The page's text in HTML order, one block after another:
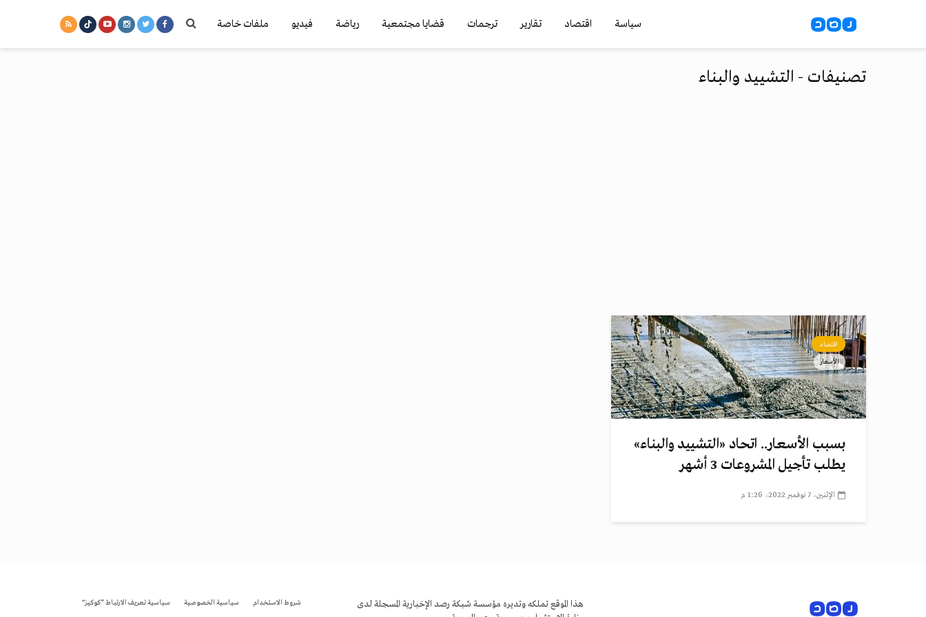
سياسة اقتصاد تقارير ترجمات قضايا مجتمعية رياضة فيديو ملفات خاصة
تصنيفات - التشييد والبناء
اقتصاد
الأسعار
بسبب الأسعار.. اتحاد «التشييد والبناء»
يطلب تأجيل المشروعات 3 أشهر
الإثنين، 7 نوفمبر 2022، 1:26 م
هذا الموقع تملكه وتديره مؤسسة شبكة رصد الإخبارية المسجلة لدى
شروط الاستخدام سياسية الخصوصية سياسية تعريف الارتباط “كوكيز”